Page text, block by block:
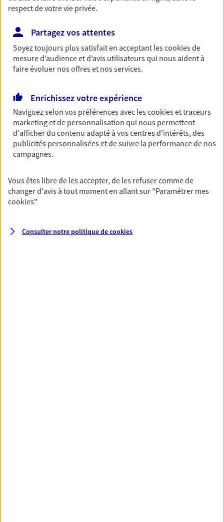
Épargne
immobilier, études des enfants ou voyage autour
du monde… Épargnez à votre rythme et
simplement, selon votre profil.
Préparez sereinement ce nouveau chapitre de
votre vie avec les conseils d'un expert. Découvrez
notre solution PER (Plan Epargne Retraite)
spécialement conçue pour la retraite.
Couvrez vos dépenses de santé ainsi que celles de
votre famille avec la complémentaire santé qui
vous ressemble.
Prévoyance
respect de votre vie privée.
Partagez vos attentes
Soyez toujours plus satisfait en acceptant lescookiesde
mesure d’audience et d’avis utilisateurs qui nous aident à
faire évoluer nos offres et nos services.
Enrichissez votre expérience
Naviguez selon vos préférences avec lescookies et traceurs
marketing et de personnalisation qui nous permettent
d'afficher du contenu adapté à vos centres d'intérêts, des
publicités personnalisées et de suivre la performance de nos
campagnes.
Vous êtes libre de les accepter, de les refuser comme de
changer d'avis à tout moment en allant sur "Paramétrer mes
cookies"
Consulter notre politique decookies